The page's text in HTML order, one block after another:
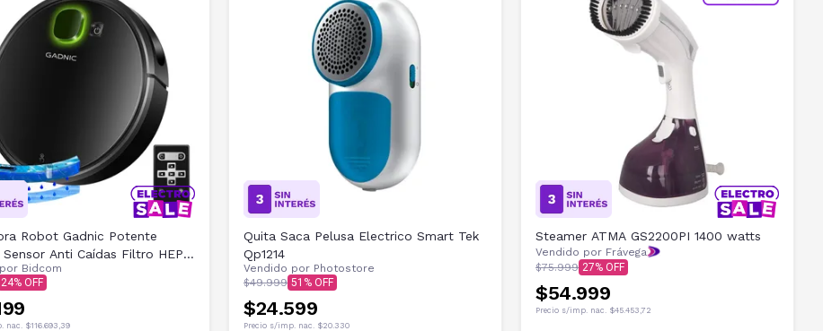
Robot Gadnic Potente
Anti Caídas Filtro HEPA
Extraíble
Bidcom
24
nac. $116.693,39
Quita Saca Pelusa Electrico Smart Tek
Qp1214
Vendido por Photostore
$49.999 51
$24.599
Precio s/imp. nac. $20.330
Steamer ATMA GS2200PI 1400 watts
Vendido por Frávega
$75.999 27
$54.999
Precio s/imp. nac. $45.453,72